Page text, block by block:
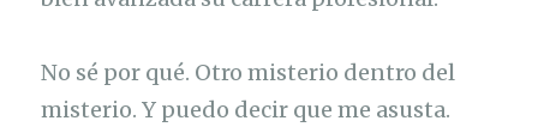
No sé por qué. Otro misterio dentro del
misterio. Y puedo decir que me asusta.